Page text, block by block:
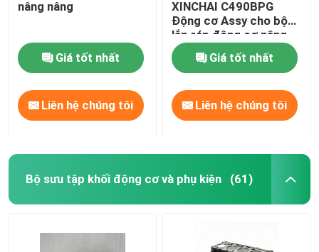
nâng nâng
Giá tốt nhất
Liên hệ chúng tôi
XINCHAI C490BPG
Động cơ Assy cho bộ
lắp ráp động cơ nâng
Giá tốt nhất
Liên hệ chúng tôi
Bộ sưu tập khối động cơ và phụ kiện (61)